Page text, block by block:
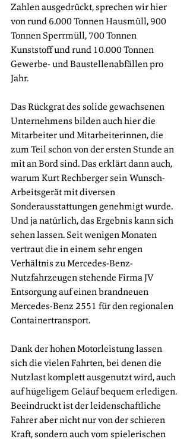
Zahlen ausgedrückt, sprechen wir hier
von rund 6.000 Tonnen Hausmüll, 900
Tonnen Sperrmüll, 700 Tonnen
Kunststoff und rund 10.000 Tonnen
Gewerbe- und Baustellenabfällen pro
Jahr.
Das Rückgrat des solide gewachsenen
Unternehmens bilden auch hier die
Mitarbeiter und Mitarbeiterinnen, die
zum Teil schon von der ersten Stunde an
mit an Bord sind. Das erklärt dann auch,
warum Kurt Rechberger sein Wunsch-
Arbeitsgerät mit diversen
Sonderausstattungen genehmigt wurde.
Und ja natürlich, das Ergebnis kann sich
sehen lassen. Seit wenigen Monaten
vertraut die in einem sehr engen
Verhältnis zu Mercedes-Benz-
Nutzfahrzeugen stehende Firma JV
Entsorgung auf einen brandneuen
Mercedes-Benz 2551 für den regionalen
Containertransport.
Dank der hohen Motorleistung lassen
sich die vielen Fahrten, bei denen die
Nutzlast komplett ausgenutzt wird, auch
auf hügeligem Geläuf bequem erledigen.
Beeindruckt ist der leidenschaftliche
Fahrer aber nicht nur von der schieren
Kraft, sondern auch vom spielerischen